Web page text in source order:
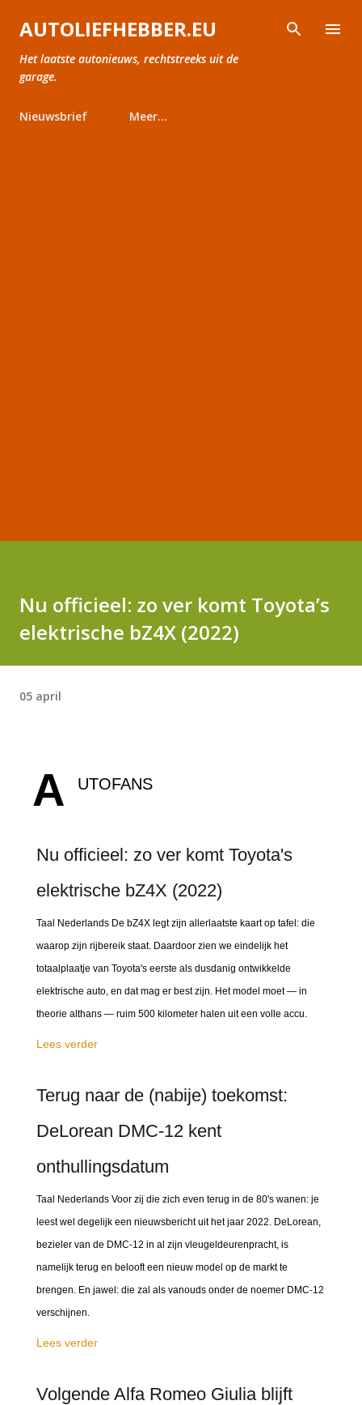
Doorgaan naar hoofdcontent
AUTOLIEFHEBBER.EU
Het laatste autonieuws, rechtstreeks uit de
garage.
Nieuwsbrief Meer…
Nu officieel: zo ver komt Toyota’s
elektrische bZ4X (2022)
05 april
A UTOFANS
Nu officieel: zo ver komt Toyota's
elektrische bZ4X (2022)
Taal Nederlands De bZ4X legt zijn allerlaatste kaart op tafel: die
waarop zijn rijbereik staat. Daardoor zien we eindelijk het
totaalplaatje van Toyota's eerste als dusdanig ontwikkelde
elektrische auto, en dat mag er best zijn. Het model moet — in
theorie althans — ruim 500 kilometer halen uit een volle accu.
Lees verder
Terug naar de (nabije) toekomst:
DeLorean DMC-12 kent
onthullingsdatum
Taal Nederlands Voor zij die zich even terug in de 80's wanen: je
leest wel degelijk een nieuwsbericht uit het jaar 2022. DeLorean,
bezieler van de DMC-12 in al zijn vleugeldeurenpracht, is
namelijk terug en belooft een nieuw model op de markt te
brengen. En jawel: die zal als vanouds onder de noemer DMC-12
verschijnen.
Lees verder
Volgende Alfa Romeo Giulia blijft